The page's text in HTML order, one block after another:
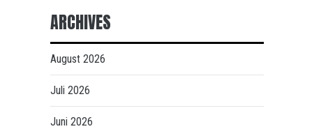
ARCHIVES
August 2026
Juli 2026
Juni 2026